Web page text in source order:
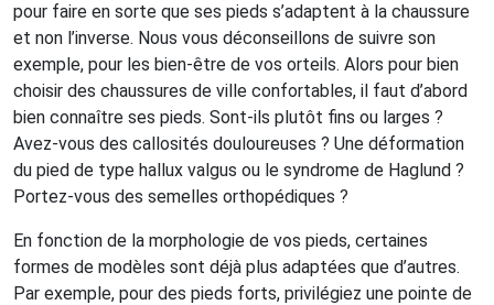
pour faire en sorte que ses pieds s’adaptent à la chaussure
et non l’inverse. Nous vous déconseillons de suivre son
exemple, pour les bien-être de vos orteils. Alors pour bien
choisir des chaussures de ville confortables, il faut d’abord
bien connaître ses pieds. Sont-ils plutôt fins ou larges ?
Avez-vous des callosités douloureuses ? Une déformation
du pied de type hallux valgus ou le syndrome de Haglund ?
Portez-vous des semelles orthopédiques ?
En fonction de la morphologie de vos pieds, certaines
formes de modèles sont déjà plus adaptées que d’autres.
Par exemple, pour des pieds forts, privilégiez une pointe de